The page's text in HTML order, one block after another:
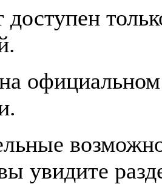
доступен
увидите